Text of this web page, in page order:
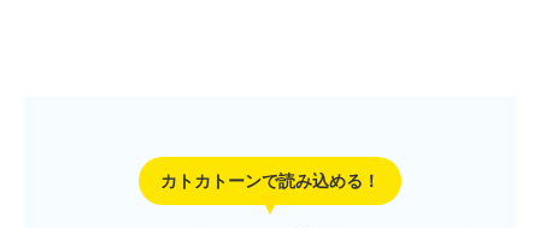
カトカトーンで読み込める！